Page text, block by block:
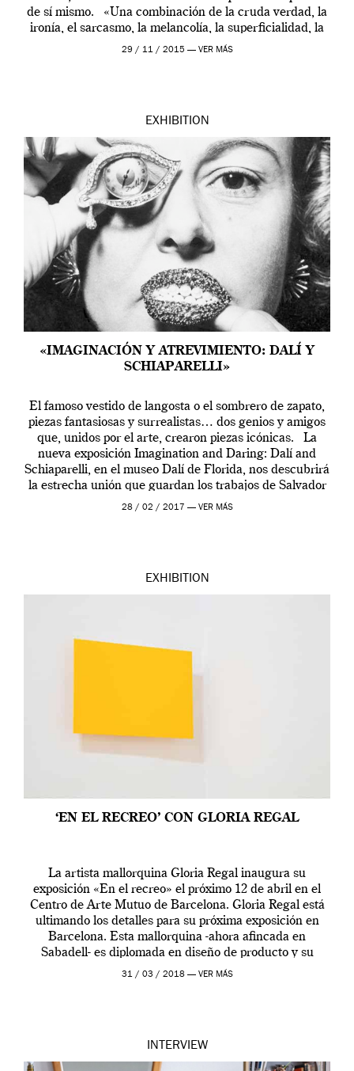
de sí mismo. «Una combinación de la cruda verdad, la
ironía, el sarcasmo, la melancolía, la superficialidad, la
cultura pop, citas, pensamientos, la […]
29 / 11 / 2015 — VER MÁS
EXHIBITION
«IMAGINACIÓN Y ATREVIMIENTO: DALÍ Y
SCHIAPARELLI»
El famoso vestido de langosta o el sombrero de zapato,
piezas fantasiosas y surrealistas… dos genios y amigos
que, unidos por el arte, crearon piezas icónicas. La
nueva exposición Imagination and Daring: Dalí and
Schiaparelli, en el museo Dalí de Florida, nos descubrirá
la estrecha unión que guardan los trabajos de Salvador
Dalí, el […]
28 / 02 / 2017 — VER MÁS
EXHIBITION
‘EN EL RECREO’ CON GLORIA REGAL
La artista mallorquina Gloria Regal inaugura su
exposición «En el recreo» el próximo 12 de abril en el
Centro de Arte Mutuo de Barcelona. Gloria Regal está
ultimando los detalles para su próxima exposición en
Barcelona. Esta mallorquina -ahora afincada en
Sabadell- es diplomada en diseño de producto y su
interés por el arte ha […]
31 / 03 / 2018 — VER MÁS
INTERVIEW